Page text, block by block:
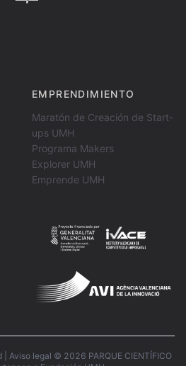
EMPRENDIMIENTO
Maratón de Creación de Start-
ups UMH
Programa Makers
Explorer UMH
Emprende UMH
Aviso legal © 2026 PARQUE CIENTÍFICO